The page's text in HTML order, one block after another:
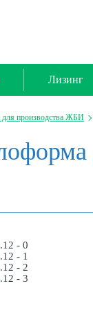
Лизинг
для производства ЖБИ